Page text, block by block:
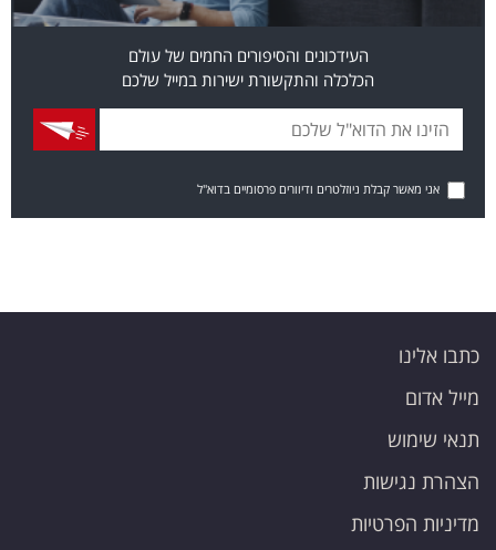
העידכונים והסיפורים החמים של עולם
הכלכלה והתקשורת ישירות במייל שלכם
אני מאשר קבלת ניוזלטרים ודיוורים פרסומיים בדוא"ל
כתבו אלינו
מייל אדום
תנאי שימוש
הצהרת נגישות
מדיניות הפרטיות